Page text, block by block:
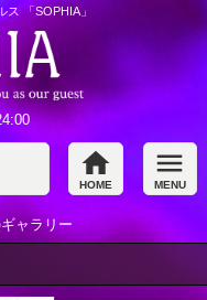
「SOPHIA」
SOPHIA
home
HOME
menu
MENU
ャラリー